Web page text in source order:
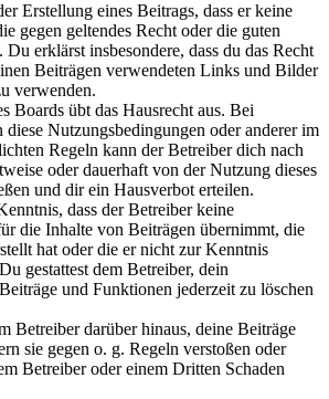
Erstellung eines Beitrags, dass er keine
gegen geltendes Recht oder die guten
Du erklärst insbesondere, dass du das Recht
Beiträgen verwendeten Links und Bilder
verwenden.
Boards übt das Hausrecht aus. Bei
diese Nutzungsbedingungen oder anderer im
Regeln kann der Betreiber dich nach
oder dauerhaft von der Nutzung dieses
und dir ein Hausverbot erteilen.
dass der Betreiber keine
die Inhalte von Beiträgen übernimmt, die
hat oder die er nicht zur Kenntnis
gestattest dem Betreiber, dein
und Funktionen jederzeit zu löschen
Betreiber darüber hinaus, deine Beiträge
sie gegen o. g. Regeln verstoßen oder
Betreiber oder einem Dritten Schaden